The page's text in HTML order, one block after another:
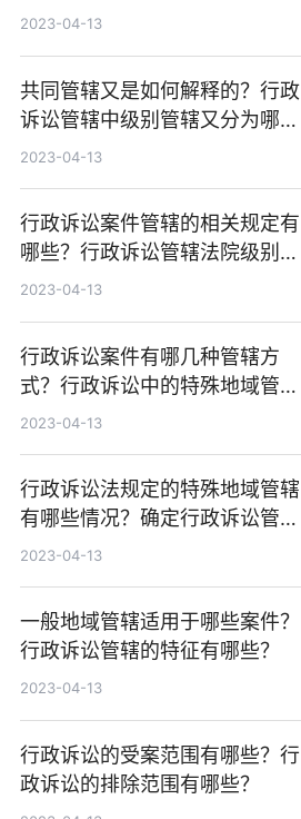
2023-04-13
共同管辖又是如何解释的？行政
诉讼管辖中级别管辖又分为哪
些？
2023-04-13
行政诉讼案件管辖的相关规定有
哪些？行政诉讼管辖法院级别如
何确定的？
2023-04-13
行政诉讼案件有哪几种管辖方
式？行政诉讼中的特殊地域管辖
具体包括哪些种类？
2023-04-13
行政诉讼法规定的特殊地域管辖
有哪些情况？确定行政诉讼管辖
的原则是什么？
2023-04-13
一般地域管辖适用于哪些案件？
行政诉讼管辖的特征有哪些？
2023-04-13
行政诉讼的受案范围有哪些？行
政诉讼的排除范围有哪些？